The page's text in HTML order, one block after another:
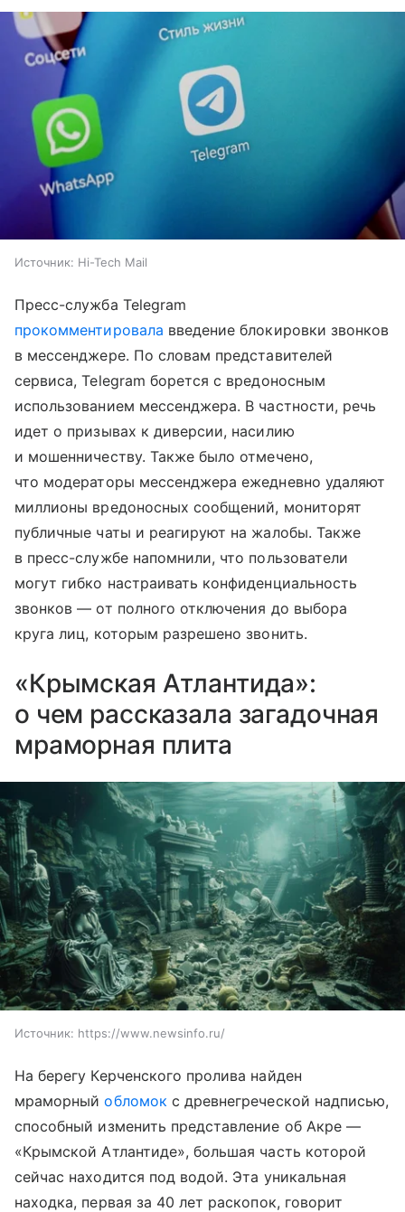
Источник: Hi-Tech Mail
Пресс-служба Telegram
прокомментировала введение блокировки звонков
в мессенджере. По словам представителей
сервиса, Telegram борется с вредоносным
использованием мессенджера. В частности, речь
идет о призывах к диверсии, насилию
и мошенничеству. Также было отмечено,
что модераторы мессенджера ежедневно удаляют
миллионы вредоносных сообщений, мониторят
публичные чаты и реагируют на жалобы. Также
в пресс-службе напомнили, что пользователи
могут гибко настраивать конфиденциальность
звонков — от полного отключения до выбора
круга лиц, которым разрешено звонить.
«Крымская Атлантида»:
о чем рассказала загадочная
мраморная плита
Источник: https://www.newsinfo.ru/
На берегу Керченского пролива найден
мраморныйобломок с древнегреческой надписью,
способный изменить представление об Акре —
«Крымской Атлантиде», большая часть которой
сейчас находится под водой. Эта уникальная
находка, первая за 40 лет раскопок, говорит